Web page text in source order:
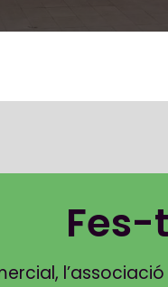
Fes-